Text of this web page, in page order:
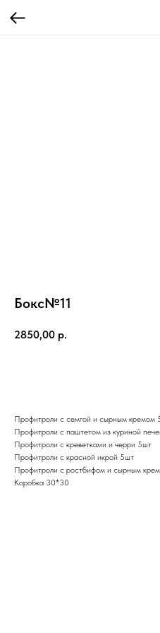
Бокс№11
2850,00 р.
Профитроли с семгой и сырным кремом
Профитроли с паштетом из куриной
Профитроли с креветками и черри 5шт
Профитроли с красной икрой 5шт
Профитроли с ростбифом и сырным
Коробка 30*30